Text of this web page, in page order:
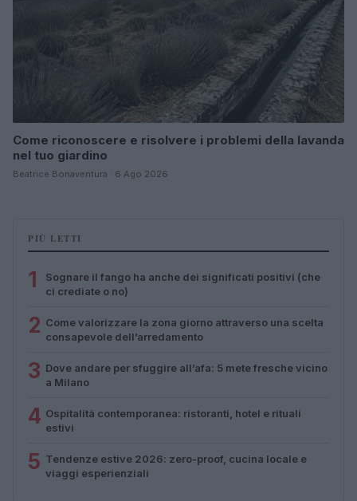
Come riconoscere e risolvere i problemi della lavanda
nel tuo giardino
Beatrice Bonaventura · 6 Ago 2026
PIÙ LETTI
1
Sognare il fango ha anche dei significati positivi (che
ci crediate o no)
2 Come valorizzare la zona giorno attraverso una scelta
consapevole dell’arredamento
3 Dove andare per sfuggire all’afa: 5 mete fresche vicino
a Milano
4 Ospitalità contemporanea: ristoranti, hotel e rituali
estivi
5 Tendenze estive 2026: zero-proof, cucina locale e
viaggi esperienziali